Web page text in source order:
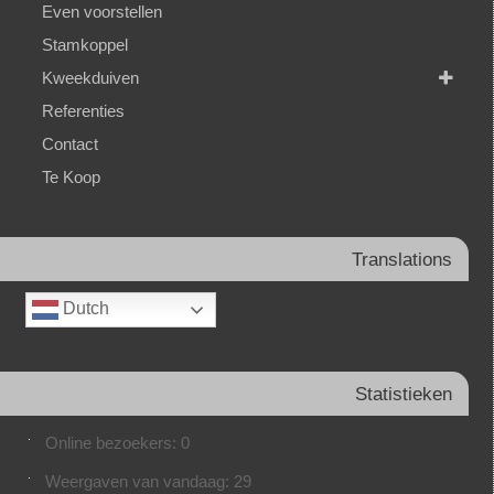
Even voorstellen
Stamkoppel
Kweekduiven
Referenties
Contact
Te Koop
Translations
Dutch
Statistieken
Online bezoekers: 0
Weergaven van vandaag: 29